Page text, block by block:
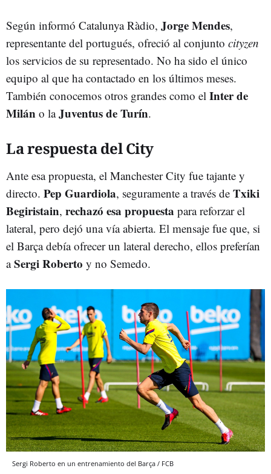
Según informó Catalunya Ràdio, Jorge Mendes,
representante del portugués, ofreció al conjunto cityzen
los servicios de su representado. No ha sido el único
equipo al que ha contactado en los últimos meses.
También conocemos otros grandes como el Inter de
Milán o laJuventus de Turín.
La respuesta del City
Ante esa propuesta, el Manchester City fue tajante y
directo. Pep Guardiola, seguramente a través de Txiki
Begiristain, rechazó esa propuesta para reforzar el
lateral, pero dejó una vía abierta. El mensaje fue que, si
el Barça debía ofrecer un lateral derecho, ellos preferían
aSergi Roberto y no Semedo.
Sergi Roberto en un entrenamiento del Barça / FCB